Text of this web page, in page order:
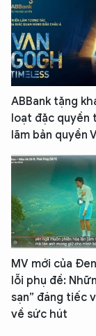
ABBank tặng
loạt đặc quyền
lãm bản quyền
MV mới của
lỗi phụ đề:
sạn” đáng tiếc
về sức hút